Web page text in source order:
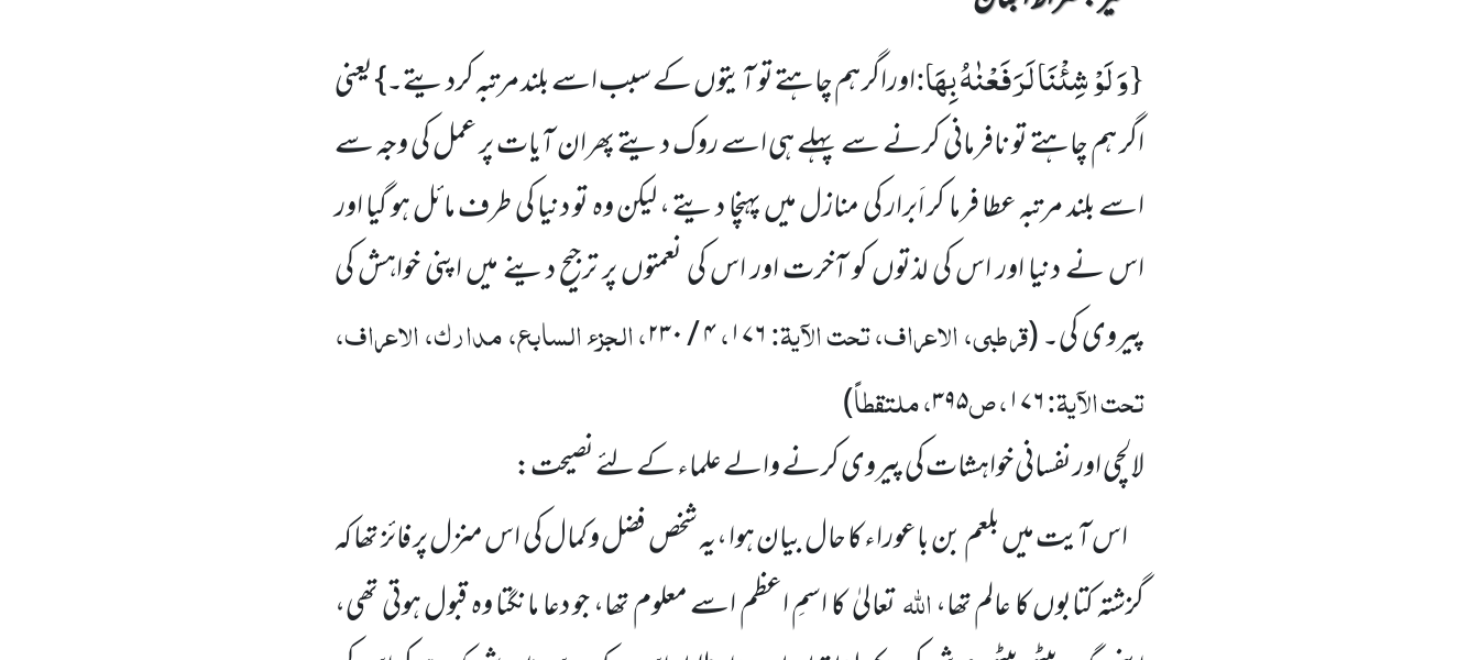
{وَ لَوْ شِئْنَا لَرَفَعْنٰهُ بِهَا:اوراگر ہم چاہتے تو آیتوں کے سبب اسے بلند مرتبہ کردیتے۔} یعنی
اگر ہم چاہتے تو نافرمانی کرنے سے پہلے ہی اسے روک دیتے پھران آیات پر عمل کی وجہ سے
اسے بلند مرتبہ عطا فرما کر اَبرار کی منازل میں پہنچا دیتے ، لیکن وہ تو دنیا کی طرف مائل ہو گیا اور
اس نے دنیا اور اس کی لذتوں کو آخرت اور اس کی نعمتوں پر ترجیح دینے میں اپنی خواہش کی
پیروی کی۔(قرطبی، الاعراف، تحت الآیۃ:۱۷۶،۴ / ۲۳۰
، الجزء السابع، مدارک، الاعراف،
تحت الآیۃ:۱۷۶، ص۳۹۵، ملتقطاً)
لالچی اور نفسانی خواہشات کی پیروی کرنے والے علماء کے لئے نصیحت:
اس آیت میں بلعم بن باعوراء کا حال بیان ہوا ،یہ شخص فضل و کمال کی اس منزل پر فائز تھا کہ
گزشتہ کتابوں کا عالم تھا،اللہتعالیٰ کا اسمِ اعظم اسے معلوم تھا، جو دعا مانگتا وہ قبول ہوتی تھی،